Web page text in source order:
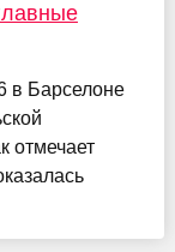
в Барселоне
отмечает